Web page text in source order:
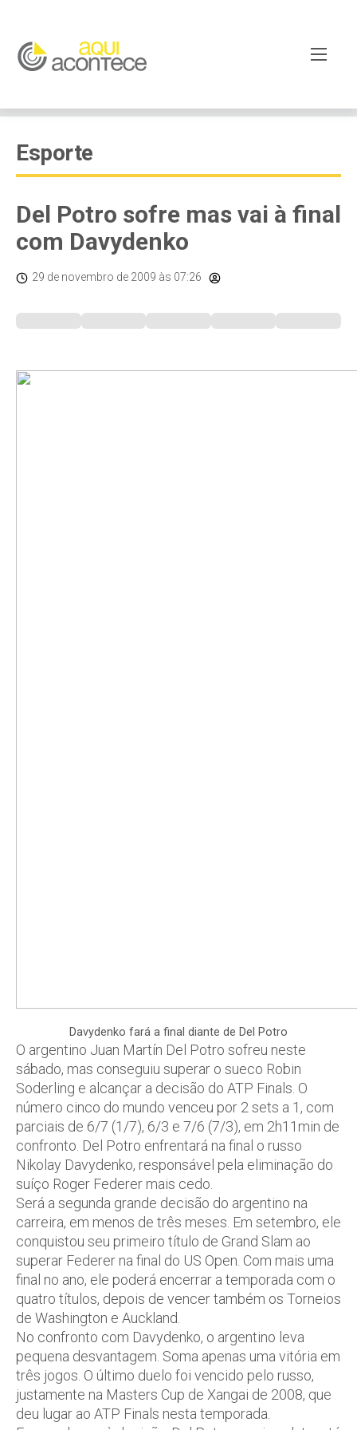
Esporte
Del Potro sofre mas vai à final
com Davydenko
29 de novembro de 2009 às 07:26
Davydenko fará a final diante de Del Potro
O argentino Juan Martín Del Potro sofreu neste
sábado, mas conseguiu superar o sueco Robin
Soderling e alcançar a decisão do ATP Finals. O
número cinco do mundo venceu por 2 sets a 1, com
parciais de 6/7 (1/7), 6/3 e 7/6 (7/3), em 2h11min de
confronto. Del Potro enfrentará na final o russo
Nikolay Davydenko, responsável pela eliminação do
suíço Roger Federer mais cedo.
Será a segunda grande decisão do argentino na
carreira, em menos de três meses. Em setembro, ele
conquistou seu primeiro título de Grand Slam ao
superar Federer na final do US Open. Com mais uma
final no ano, ele poderá encerrar a temporada com o
quatro títulos, depois de vencer também os Torneios
de Washington e Auckland.
No confronto com Davydenko, o argentino leva
pequena desvantagem. Soma apenas uma vitória em
três jogos. O último duelo foi vencido pelo russo,
justamente na Masters Cup de Xangai de 2008, que
deu lugar ao ATP Finals nesta temporada.